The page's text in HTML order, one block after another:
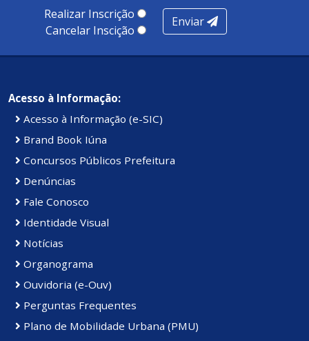
Realizar Inscrição
Cancelar Inscição
Enviar
Acesso à Informação:
Acesso à Informação (e-SIC)
Brand Book Iúna
Concursos Públicos Prefeitura
Denúncias
Fale Conosco
Identidade Visual
Notícias
Organograma
Ouvidoria (e-Ouv)
Perguntas Frequentes
Plano de Mobilidade Urbana (PMU)